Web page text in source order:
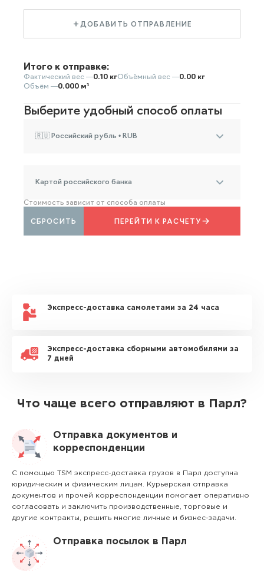
ДОБАВИТЬ ОТПРАВЛЕНИЕ
Итого к отправке:
Фактический вес —0.10 кгОбъёмный вес —0.00 кг
Объём —0.000 м³
Выберите удобный способ оплаты
🇷🇺 Российский рубль • RUB
Картой российского банка
Стоимость зависит от способа оплаты
ПЕРЕЙТИ К РАСЧЕТУ
СБРОСИТЬ
Экспресс-доставка самолетами за 24 часа
Экспресс-доставка сборными автомобилями за
7 дней
Что чаще всего отправляют в Парл?
Отправка документов и
корреспонденции
С помощью TSM экспресс-доставка грузов в Парл доступна
юридическим и физическим лицам. Курьерская отправка
документов и прочей корреспонденции помогает оперативно
согласовать и заключить производственные, торговые и
другие контракты, решить многие личные и бизнес-задачи.
Отправка посылок в Парл